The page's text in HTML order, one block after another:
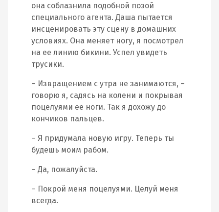
она соблазнила подобной позой
специального агента. Даша пытается
инсценировать эту сцену в домашних
условиях. Она меняет ногу, я посмотрел
на ее линию бикини. Успел увидеть
трусики.
– Извращением с утра не занимаются, –
говорю я, садясь на колени и покрывая
поцелуями ее ноги. Так я дохожу до
кончиков пальцев.
– Я придумала новую игру. Теперь ты
будешь моим рабом.
– Да, пожалуйста.
– Покрой меня поцелуями. Целуй меня
всегда.